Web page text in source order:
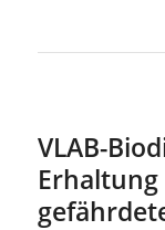
VLAB-